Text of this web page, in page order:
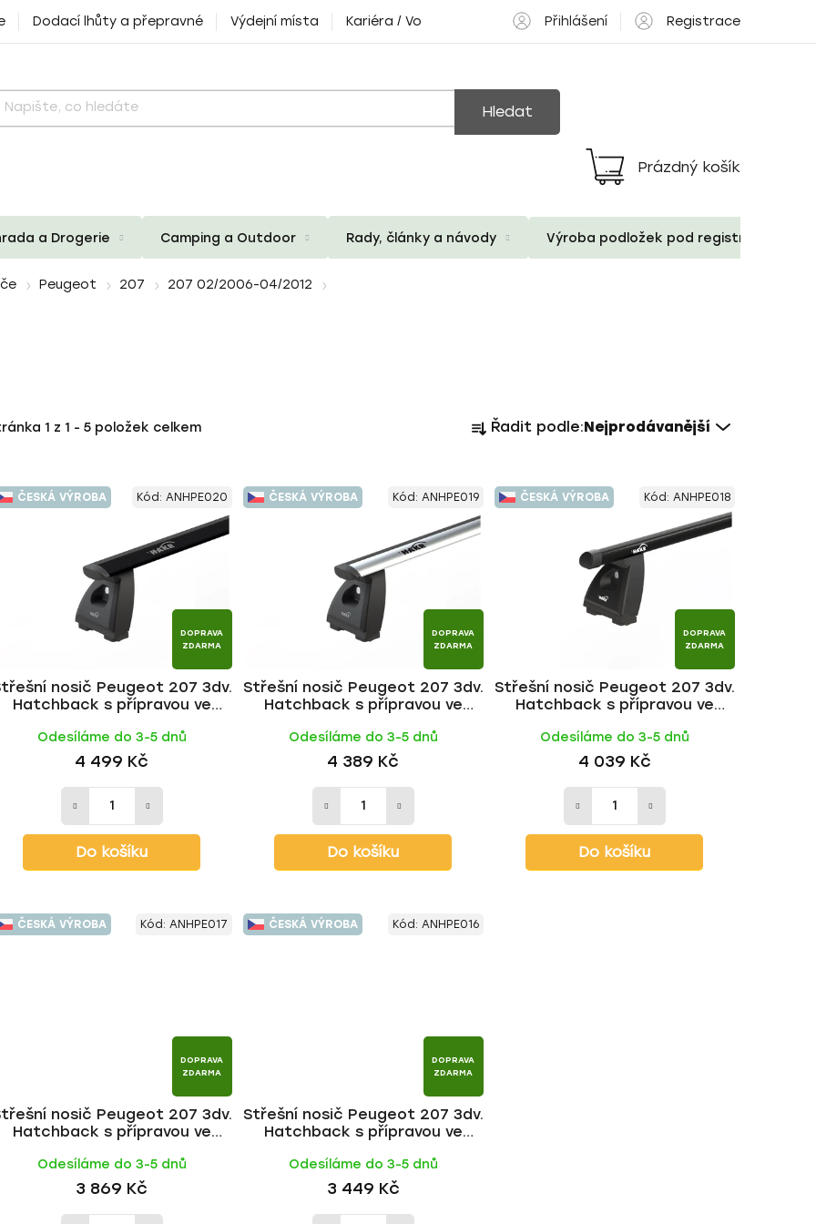
Dodací lhůty a přepravné Výdejní místa Kariéra / Volné pozice Přihlášení Registrace
Hledat
Nákupní
košík
Prázdný košík
a Drogerie Camping a Outdoor Rady, články a návody Výroba podložek pod registrační
Peugeot 207
207 02/2006-04/2012
1 z 1 - 5 položek celkem
a
n
í
o
d
u
k
t
Řadit podle:Nejprodávanější
ČESKÁ VÝROBA
DOPRAVA
ZDARMA
nosič Peugeot 207 3dv.
Hatchback s přípravou ve
tyč | HAKR
Odesíláme do 3-5 dnů
4 499 Kč
Do košíku
Kód: ANHPE020 ČESKÁ VÝROBA
DOPRAVA
ZDARMA
Střešní nosič Peugeot 207 3dv.
Hatchback s přípravou ve
tyč | HAKR
Odesíláme do 3-5 dnů
4 389 Kč
Do košíku
Kód: ANHPE019 ČESKÁ VÝROBA
DOPRAVA
ZDARMA
Střešní nosič Peugeot 207 3dv.
Hatchback s přípravou ve
tyč | HAKR
Odesíláme do 3-5 dnů
4 039 Kč
Do košíku
Kód: ANHPE018
ČESKÁ VÝROBA
DOPRAVA
ZDARMA
nosič Peugeot 207 3dv.
Hatchback s přípravou ve
HAKR
Odesíláme do 3-5 dnů
3 869 Kč
Kód: ANHPE017 ČESKÁ VÝROBA
DOPRAVA
ZDARMA
Střešní nosič Peugeot 207 3dv.
Hatchback s přípravou ve
Odesíláme do 3-5 dnů
3 449 Kč
Kód: ANHPE016